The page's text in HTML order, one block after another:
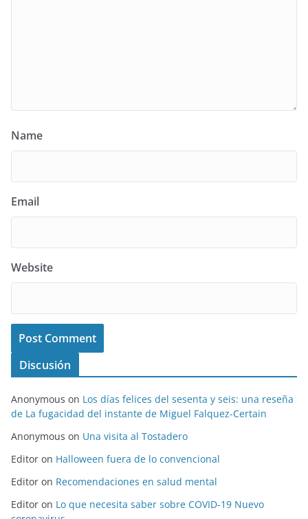
Name
Email
Website
Discusión
Anonymous on Los días felices del sesenta y seis: una reseña
de La fugacidad del instante de Miguel Falquez-Certain
Anonymous on Una visita al Tostadero
Editor on Halloween fuera de lo convencional
Editor on Recomendaciones en salud mental
Editor on Lo que necesita saber sobre COVID-19 Nuevo